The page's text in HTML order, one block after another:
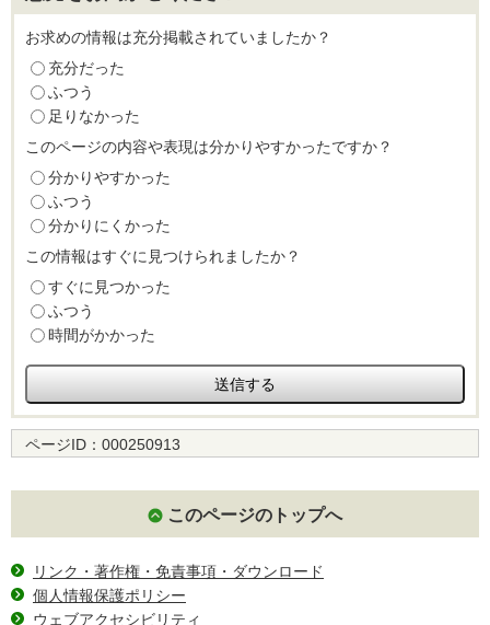
お求めの情報は充分掲載されていましたか？
充分だった
ふつう
足りなかった
このページの内容や表現は分かりやすかったですか？
分かりやすかった
ふつう
分かりにくかった
この情報はすぐに見つけられましたか？
すぐに見つかった
ふつう
時間がかかった
ページID： 000250913
このページのトップへ
リンク・著作権・免責事項・ダウンロード
個人情報保護ポリシー
ウェブアクセシビリティ